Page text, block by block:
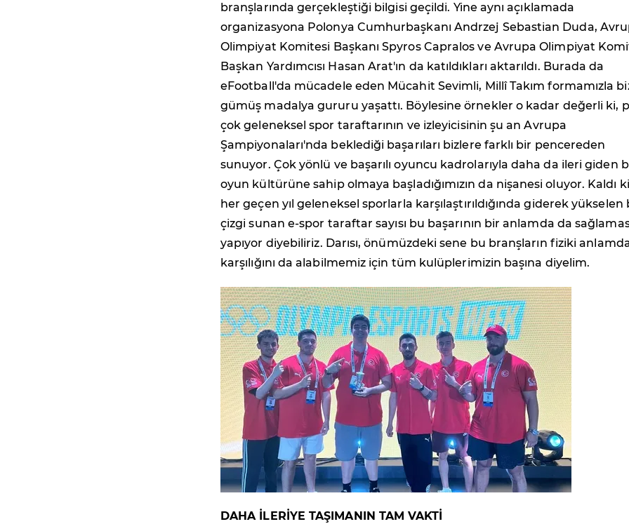
branşlarında gerçekleştiği bilgisi geçildi. Yine aynı açıklamada
organizasyona Polonya Cumhurbaşkanı Andrzej Sebastian Duda,
Olimpiyat Komitesi Başkanı Spyros Capralos ve Avrupa Olimpiyat
Başkan Yardımcısı Hasan Arat'ın da katıldıkları aktarıldı. Burada da
eFootball'da mücadele eden Mücahit Sevimli, Millî Takım formamızla
gümüş madalya gururu yaşattı. Böylesine örnekler o kadar değerli ki,
çok geleneksel spor taraftarının ve izleyicisinin şu an Avrupa
Şampiyonaları'nda beklediği başarıları bizlere farklı bir pencereden
sunuyor. Çok yönlü ve başarılı oyuncu kadrolarıyla daha da ileri giden
oyun kültürüne sahip olmaya başladığımızın da nişanesi oluyor. Kaldı
her geçen yıl geleneksel sporlarla karşılaştırıldığında giderek yükselen
çizgi sunan e-spor taraftar sayısı bu başarının bir anlamda da
yapıyor diyebiliriz. Darısı, önümüzdeki sene bu branşların fiziki
karşılığını da alabilmemiz için tüm kulüplerimizin başına diyelim.
DAHA İLERİYE TAŞIMANIN TAM VAKTİ